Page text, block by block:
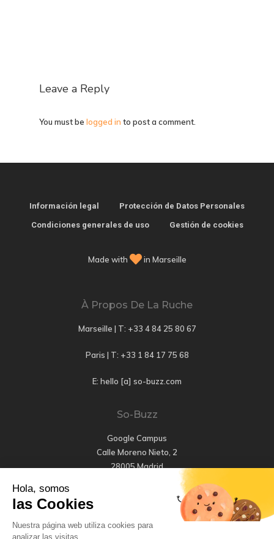
Hola, somos
las Cookies
Nuestra página web utiliza cookies para
analizar las visitas.
Leave a Reply
You must be logged in to post a comment.
Información legal Protección de Datos Personales
Condiciones generales de uso Gestión de cookies
Made with in Marseille
À Propos De La Ruche
Marseille | T: +33 4 84 25 80 67
Paris | T: +33 1 84 17 75 68
E: hello [a] so-buzz.com
So-Buzz
Google Campus
Calle Moreno Nieto, 2
28005 Madrid
E: hola [a] so-buzz.com